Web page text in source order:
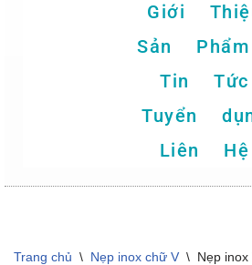
Giới
Sản Phẩm
Tin Tức
Tuyển
Liên Hệ
Trang chủ \ Nẹp inox chữ V \ Nẹp